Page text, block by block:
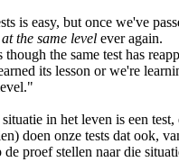
is easy, but once we've
at the same level ever again.
the same test has
its lesson or we're
in het leven is een test,
doen onze tests dat ook,
proef stellen naar die